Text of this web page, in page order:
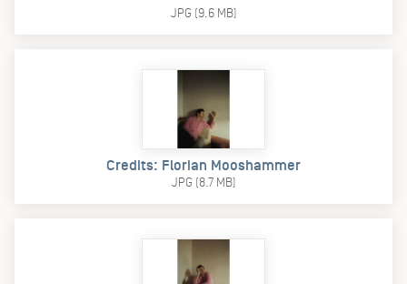
JPG (9.6 MB)
Credits: Florian Mooshammer
JPG (8.7 MB)